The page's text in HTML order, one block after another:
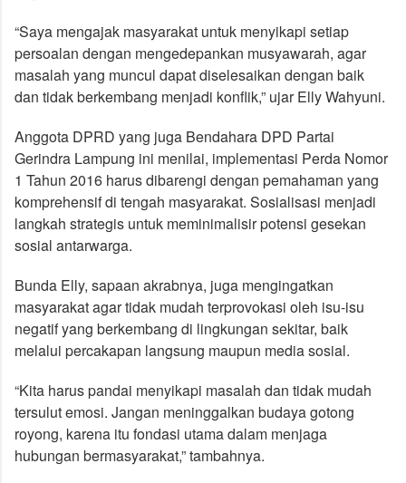
“Saya mengajak masyarakat untuk menyikapi setiap
persoalan dengan mengedepankan musyawarah, agar
masalah yang muncul dapat diselesaikan dengan baik
dan tidak berkembang menjadi konflik,” ujar Elly Wahyuni.
Anggota DPRD yang juga Bendahara DPD Partai
Gerindra Lampung ini menilai, implementasi Perda Nomor
1 Tahun 2016 harus dibarengi dengan pemahaman yang
komprehensif di tengah masyarakat. Sosialisasi menjadi
langkah strategis untuk meminimalisir potensi gesekan
sosial antarwarga.
Bunda Elly, sapaan akrabnya, juga mengingatkan
masyarakat agar tidak mudah terprovokasi oleh isu-isu
negatif yang berkembang di lingkungan sekitar, baik
melalui percakapan langsung maupun media sosial.
“Kita harus pandai menyikapi masalah dan tidak mudah
tersulut emosi. Jangan meninggalkan budaya gotong
royong, karena itu fondasi utama dalam menjaga
hubungan bermasyarakat,” tambahnya.